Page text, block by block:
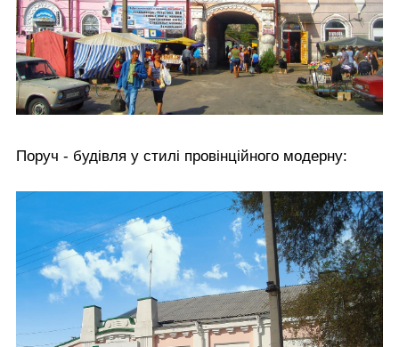
Поруч - будівля у стилі провінційного модерну: